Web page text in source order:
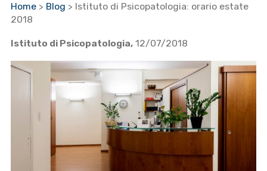
Home > Blog > Istituto di Psicopatologia: orario estate
2018
Istituto di Psicopatologia, 12/07/2018